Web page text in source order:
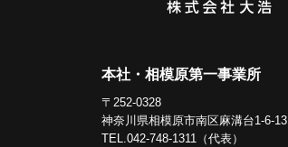
本社・相模原第一事業所
〒252-0328
神奈川県相模原市南区麻溝台1-6-13
TEL.042-748-1311（代表）